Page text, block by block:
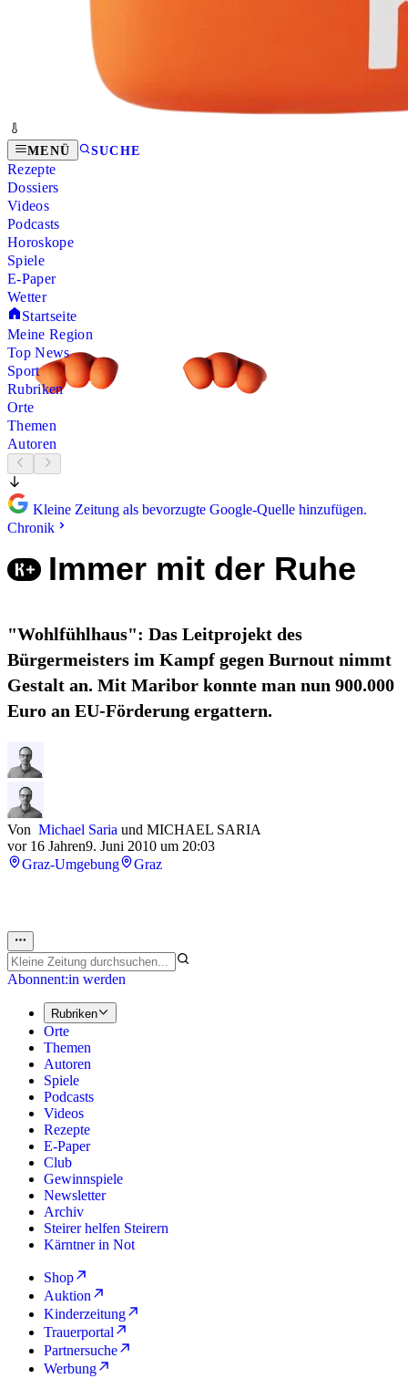
MENÜ SUCHE
Rezepte
Dossiers
Videos
Podcasts
Horoskope
Spiele
E-Paper
Wetter
Startseite
Meine Region
Top News
Sport
Rubriken
Orte
Themen
Autoren
Kleine Zeitung als bevorzugte Google-Quelle hinzufügen.
Chronik
Immer mit der Ruhe
"Wohlfühlhaus": Das Leitprojekt des
Bürgermeisters im Kampf gegen Burnout nimmt
Gestalt an. Mit Maribor konnte man nun 900.000
Euro an EU-Förderung ergattern.
Von Michael Saria und MICHAEL SARIA
vor 16 Jahren9. Juni 2010 um 20:03
Graz-Umgebung
Graz
Abonnent:in werden
Rubriken
Orte
Themen
Autoren
Spiele
Podcasts
Videos
Rezepte
E-Paper
Club
Gewinnspiele
Newsletter
Archiv
Steirer helfen Steirern
Kärntner in Not
Shop
Auktion
Kinderzeitung
Trauerportal
Partnersuche
Werbung